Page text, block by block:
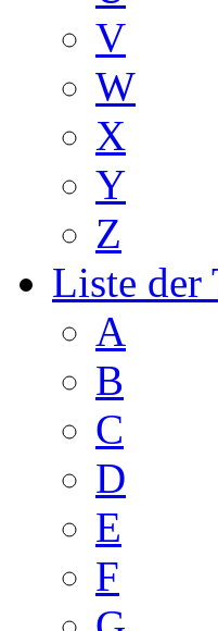
V
W
X
Y
Z
Liste der
A
B
C
D
E
F